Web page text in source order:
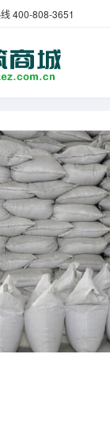
400-808-3651